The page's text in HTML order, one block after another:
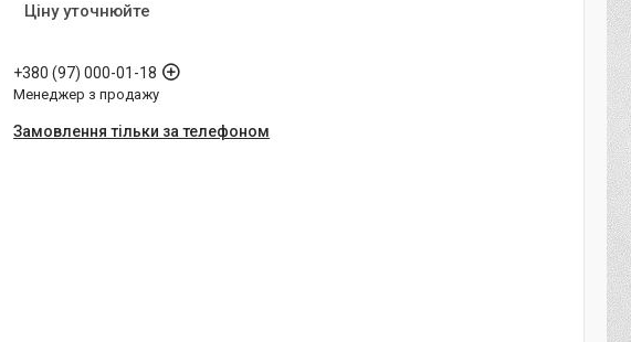
Ціну уточнюйте
+380 (97) 000-01-18
Менеджер з продажу
Замовлення тільки за телефоном